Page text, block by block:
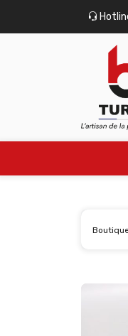
Panneau de gestion